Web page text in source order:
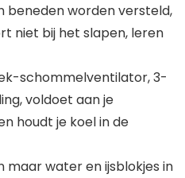
beneden worden versteld,
niet bij het slapen, leren
schommelventilator, 3-
voldoet aan je
houdt je koel in de
maar water en ijsblokjes in